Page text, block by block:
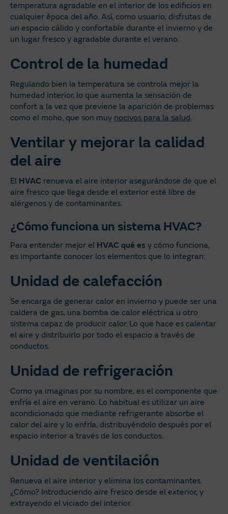
temperatura agradable en el interior de los edificios en
cualquier época del año. Así, como usuario, disfrutas de
un espacio cálido y confortable durante el invierno y de
un lugar fresco y agradable durante el verano.
Control de la humedad
Regulando bien la temperatura se controla mejor la
humedad interior, lo que aumenta la sensación de
confort a la vez que previene la aparición de problemas
como el moho, que son muy nocivos para la salud.
Ventilar y mejorar la calidad
del aire
El HVAC renueva el aire interior asegurándose de que el
aire fresco que llega desde el exterior esté libre de
alérgenos y de contaminantes.
¿Cómo funciona un sistema HVAC?
Para entender mejor el HVAC qué es y cómo funciona,
es importante conocer los elementos que lo integran:
Unidad de calefacción
Se encarga de generar calor en invierno y puede ser una
caldera de gas, una bomba de calor eléctrica u otro
sistema capaz de producir calor. Lo que hace es calentar
el aire y distribuirlo por todo el espacio a través de
conductos.
Unidad de refrigeración
Como ya imaginas por su nombre, es el componente que
enfría el aire en verano. Lo habitual es utilizar un aire
acondicionado que mediante refrigerante absorbe el
calor del aire y lo enfría, distribuyéndolo después por el
espacio interior a través de los conductos.
Unidad de ventilación
Renueva el aire interior y elimina los contaminantes.
¿Cómo? Introduciendo aire fresco desde el exterior, y
extrayendo el viciado del interior.